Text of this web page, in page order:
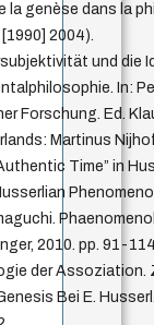
la genèse dans la
2004).
und die
In:
Forschung. Ed.
Martinus
Time” in
2010. pp. 91-
der
Bei E.